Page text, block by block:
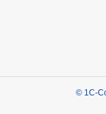
© 1С-